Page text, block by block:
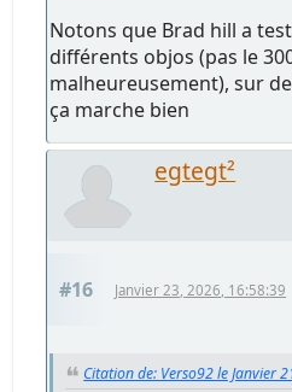
Notons que Brad hill a
différents objos (pas le
malheureusement), sur
ça marche bien
egtegt²
#16 Janvier 23, 2026, 16:58:39
Citation de: Verso92 le Janvier